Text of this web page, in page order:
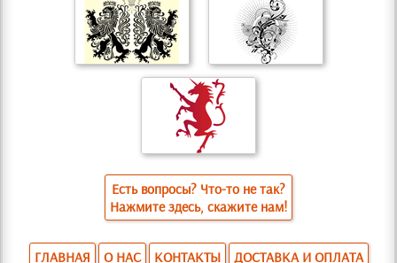
Есть вопросы? Что-то не так?
Нажмите здесь, скажите нам!
ГЛАВНАЯ О НАС КОНТАКТЫ ДОСТАВКА И ОПЛАТА